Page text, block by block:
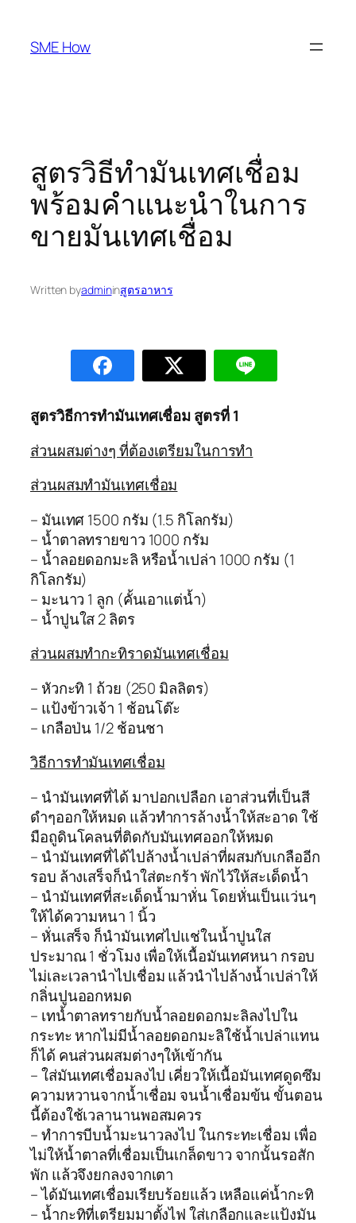
content
SME How
สูตรวิธีทำมันเทศเชื่อม
พร้อมคำแนะนำในการ
ขายมันเทศเชื่อม
Written byadmininสูตรอาหาร
สูตรวิธีการทำมันเทศเชื่อม สูตรที่ 1
ส่วนผสมต่างๆ ที่ต้องเตรียมในการทำ
ส่วนผสมทำมันเทศเชื่อม
– มันเทศ 1500 กรัม (1.5 กิโลกรัม)
– น้ำตาลทรายขาว 1000 กรัม
– น้ำลอยดอกมะลิ หรือน้ำเปล่า 1000 กรัม (1
กิโลกรัม)
– มะนาว 1 ลูก (คั้นเอาแต่น้ำ)
– น้ำปูนใส 2 ลิตร
ส่วนผสมทำกะทิราดมันเทศเชื่อม
– หัวกะทิ 1 ถ้วย (250 มิลลิตร)
– แป้งข้าวเจ้า 1 ช้อนโต๊ะ
– เกลือป่น 1/2 ช้อนชา
วิธีการทำมันเทศเชื่อม
– นำมันเทศที่ได้ มาปอกเปลือก เอาส่วนที่เป็นสี
ดำๆออกให้หมด แล้วทำการล้างน้ำให้สะอาด ใช้
มือถูดินโคลนที่ติดกับมันเทศออกให้หมด
– นำมันเทศที่ได้ไปล้างน้ำเปล่าที่ผสมกับเกลืออีก
รอบ ล้างเสร็จก็นำใส่ตะกร้า พักไว้ให้สะเด็ดน้ำ
– นำมันเทศที่สะเด็ดน้ำมาหั่น โดยหั่นเป็นแว่นๆ
ให้ได้ความหนา 1 นิ้ว
– หั่นเสร็จ ก็นำมันเทศไปแช่ในน้ำปูนใส
ประมาณ 1 ชั่วโมง เพื่อให้เนื้อมันเทศหนา กรอบ
ไม่เละเวลานำไปเชื่อม แล้วนำไปล้างน้ำเปล่าให้
กลิ่นปูนออกหมด
– เทน้ำตาลทรายกับน้ำลอยดอกมะลิลงไปใน
กระทะ หากไม่มีน้ำลอยดอกมะลิใช้น้ำเปล่าแทน
ก็ได้ คนส่วนผสมต่างๆให้เข้ากัน
– ใส่มันเทศเชื่อมลงไป เคี่ยวให้เนื้อมันเทศดูดซึม
ความหวานจากน้ำเชื่อม จนน้ำเชื่อมข้น ขั้นตอน
นี้ต้องใช้เวลานานพอสมควร
– ทำการบีบน้ำมะนาวลงไป ในกระทะเชื่อม เพื่อ
ไม่ให้น้ำตาลที่เชื่อมเป็นเกล็ดขาว จากนั้นรอสัก
พัก แล้วจึงยกลงจากเตา
– ได้มันเทศเชื่อมเรียบร้อยแล้ว เหลือแค่น้ำกะทิ
– น้ำกะทิที่เตรียมมาตั้งไฟ ใส่เกลือกและแป้งมัน